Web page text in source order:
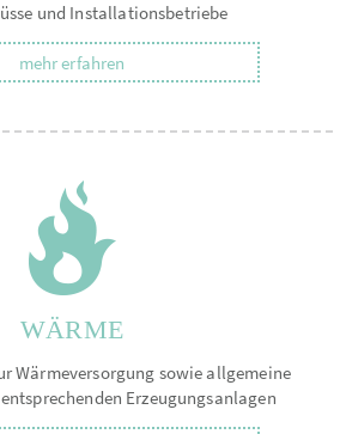
und Installationsbetriebe
mehr erfahren
WÄRME
Wärmeversorgung sowie allgemeine
Erzeugungsanlagen